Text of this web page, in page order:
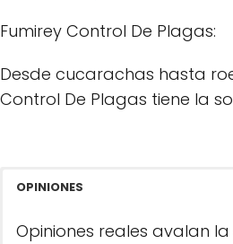
Fumirey Control De Plagas:
Desde cucarachas hasta
Control De Plagas tiene la
OPINIONES
Opiniones reales avalan